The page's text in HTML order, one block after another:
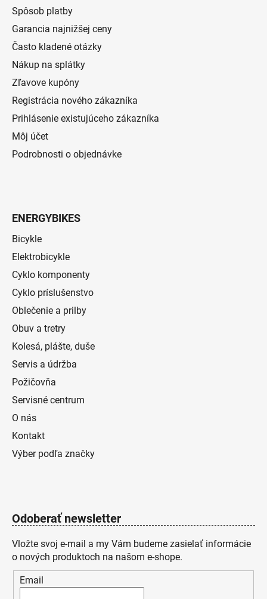
Spôsob platby
Garancia najnižšej ceny
Často kladené otázky
Nákup na splátky
Zľavove kupóny
Registrácia nového zákazníka
Prihlásenie existujúceho zákazníka
Môj účet
Podrobnosti o objednávke
ENERGYBIKES
Bicykle
Elektrobicykle
Cyklo komponenty
Cyklo príslušenstvo
Oblečenie a prilby
Obuv a tretry
Kolesá, plášte, duše
Servis a údržba
Požičovňa
Servisné centrum
O nás
Kontakt
Výber podľa značky
Odoberať newsletter
Vložte svoj e-mail a my Vám budeme zasielať informácie
o nových produktoch na našom e-shope.
Email